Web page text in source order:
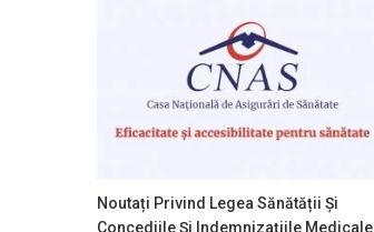
Noutați Privind Legea Sănătății Și
Concediile Și Indemnizațiile Medicale